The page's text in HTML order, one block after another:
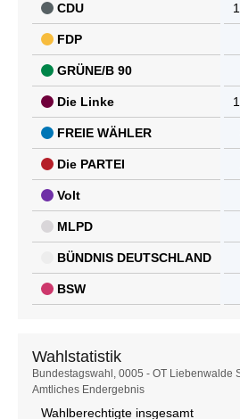
CDU
FDP
GRÜNE/B 90
Die Linke
FREIE WÄHLER
Die PARTEI
Volt
MLPD
BÜNDNIS DEUTSCHLAND
BSW
Wahlstatistik
Wahlstatistik
Bundestagswahl, 0005 - OT Liebenwalde
Amtliches Endergebnis
Wahlberechtigte insgesamt